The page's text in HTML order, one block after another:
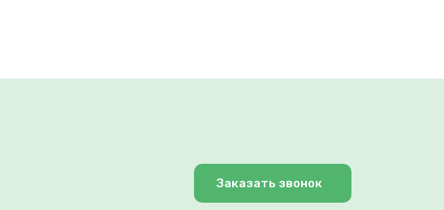
Заказать звонок